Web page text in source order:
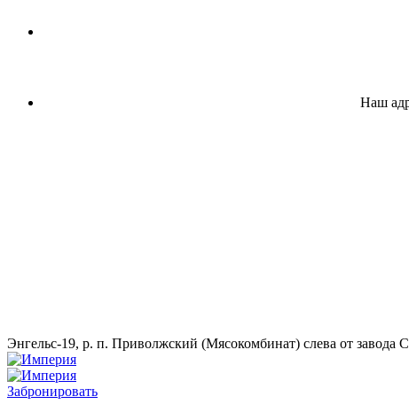
Наш
Энгельс-19, р. п. Приволжский (Мясокомбинат) слева от завода
Забронировать